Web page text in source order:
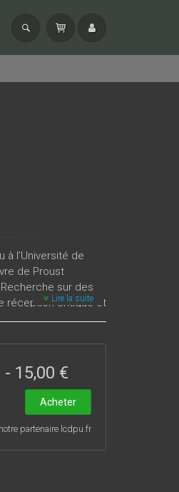
l’Université de
de Proust
sur des
réception critique et
de Proust chez
pour la
du texte
Lire la suite
- 15,00 €
Acheter
partenaire lcdpu.fr